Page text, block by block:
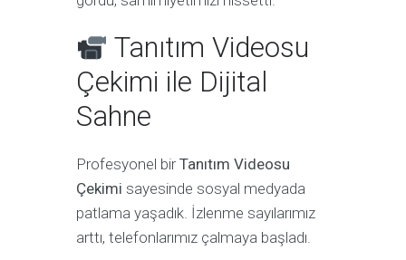
Tanıtım Videosu
Çekimi ile Dijital
Sahne
Profesyonel birTanıtım Videosu
Çekimi sayesinde sosyal medyada
patlama yaşadık. İzlenme sayılarımız
arttı, telefonlarımız çalmaya başladı.